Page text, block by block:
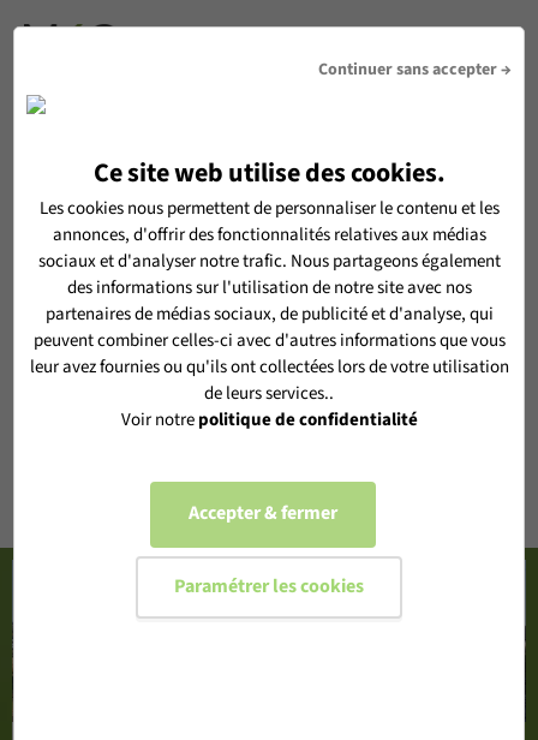
Continuer sans accepter →
Ce site web utilise des cookies.
Les cookies nous permettent de personnaliser le contenu et les
annonces, d'offrir des fonctionnalités relatives aux médias
sociaux et d'analyser notre trafic. Nous partageons également
des informations sur l'utilisation de notre site avec nos
partenaires de médias sociaux, de publicité et d'analyse, qui
peuvent combiner celles-ci avec d'autres informations que vous
leur avez fournies ou qu'ils ont collectées lors de votre utilisation
de leurs services..
Voir notrepolitique de confidentialité
Accepter & fermer
Paramétrer les cookies
RECEVOIR LA NEWSLETTER MéO
En vous inscrivant, vous acceptez de recevoir notre
newsletter MéO et vous acceptez l'utilisation de vos données
personnelles selon notre politique de confidentialité